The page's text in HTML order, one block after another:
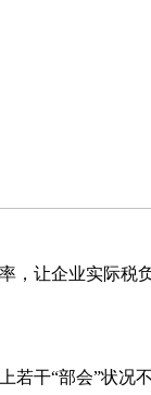
业实际税负
会”状况不